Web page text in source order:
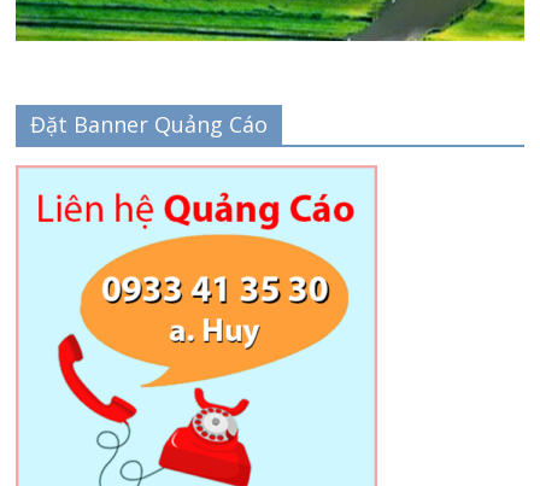
Đặt Banner Quảng Cáo